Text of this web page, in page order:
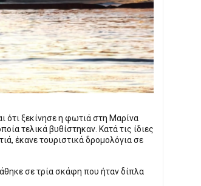
ότι ξεκίνησε η φωτιά στη Μαρίνα
τελικά βυθίστηκαν. Κατά τις ίδιες
έκανε τουριστικά δρομολόγια σε
σε τρία σκάφη που ήταν δίπλα